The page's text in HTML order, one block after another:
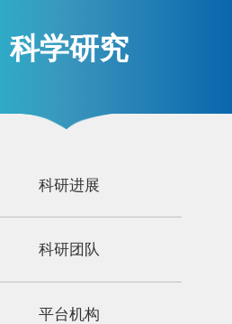
科学研究
科研进展
科研团队
平台机构